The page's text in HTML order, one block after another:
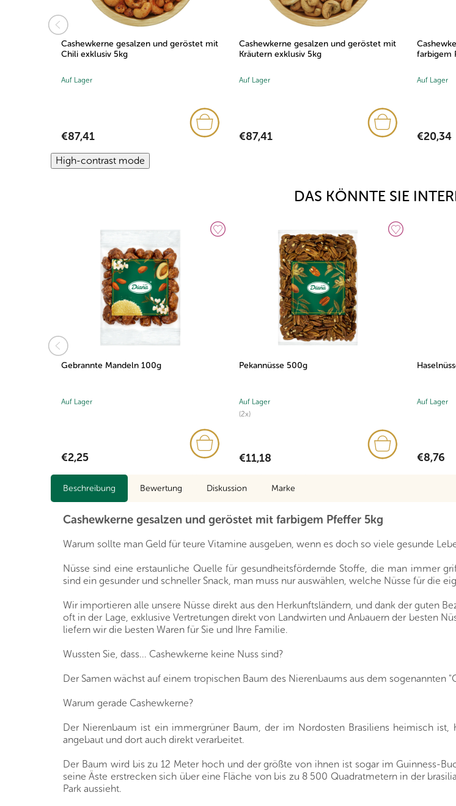
Cashewkerne gesalzen und geröstet mit
Chili exklusiv 5kg
Cashewkerne gesalzen und geröstet mit
Kräutern exklusiv 5kg
€87,41
Cashewkerne
farbigem Pfeffer 1kg
€20,34
High-contrast mode
DAS KÖNNTE SIE
Gebrannte Mandeln 100g
Auf Lager
€2,25
Pekannüsse 500g
(2x)
Auf Lager
€11,18
Auf Lager
€8,76
Beschreibung Bewertung Diskussion Marke
Cashewkerne gesalzen und geröstet mit farbigem Pfeffer 5kg
Warum sollte man Geld für teure Vitamine ausgeben, wenn es doch so viele gesunde
Nüsse sind eine erstaunliche Quelle für gesundheitsfördernde Stoffe, die man immer
sind ein gesunder und schneller Snack, man muss nur auswählen, welche Nüsse für die
Wir importieren alle unsere Nüsse direkt aus den Herkunftsländern, und dank der guten
oft in der Lage, exklusive Vertretungen direkt von Landwirten und Anbauern der besten
liefern wir die besten Waren für Sie und Ihre Familie.
Wussten Sie, dass... Cashewkerne keine Nuss sind?
Der Samen wächst auf einem tropischen Baum des Nierenbaums aus dem sogenannten
Warum gerade Cashewkerne?
Der Nierenbaum ist ein immergrüner Baum, der im Nordosten Brasiliens heimisch
angebaut und dort auch direkt verarbeitet.
Der Baum wird bis zu 12 Meter hoch und der größte von ihnen ist sogar im Guinness-
seine Äste erstrecken sich über eine Fläche von bis zu 8 500 Quadratmetern in der
Park aussieht.